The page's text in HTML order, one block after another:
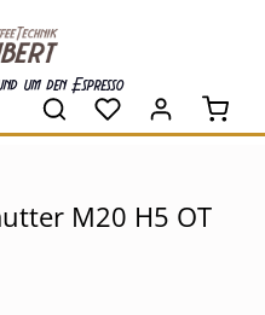
um den Espresso
M20 H5 OT